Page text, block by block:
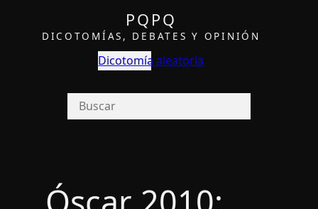
PQPQ
DICOTOMÍAS, DEBATES Y OPINIÓN
Dicotomía aleatoria